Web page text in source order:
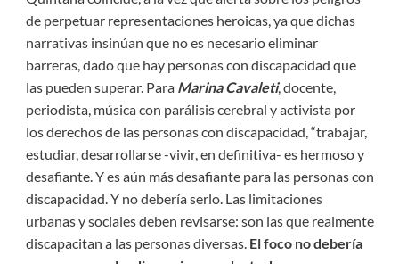
de perpetuar representaciones heroicas, ya que dichas
narrativas insinúan que no es necesario eliminar
barreras, dado que hay personas con discapacidad que
las pueden superar. Para Marina Cavaleti, docente,
periodista, música con parálisis cerebral y activista por
los derechos de las personas con discapacidad, “trabajar,
estudiar, desarrollarse -vivir, en definitiva- es hermoso y
desafiante. Y es aún más desafiante para las personas con
discapacidad. Y no debería serlo. Las limitaciones
urbanas y sociales deben revisarse: son las que realmente
discapacitan a las personas diversas. El foco no debería